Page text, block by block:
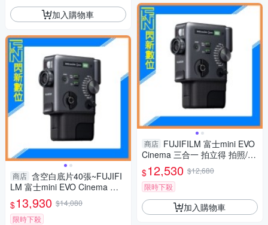
加入購物車
商店 含空白底片40張~FUJIFI
LM 富士mini EVO Cinema 三
合一 拍立得 拍照/影片/列印(公
司貨)
$13,930 $14,080
限時下殺
商店 FUJIFILM 富士mini EVO
Cinema 三合一 拍立得 拍照/影
片/列印(公司貨)
$12,530 $12,680
限時下殺
加入購物車